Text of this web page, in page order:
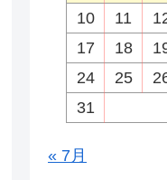
10
11
17
18
24
25
31
« 7月